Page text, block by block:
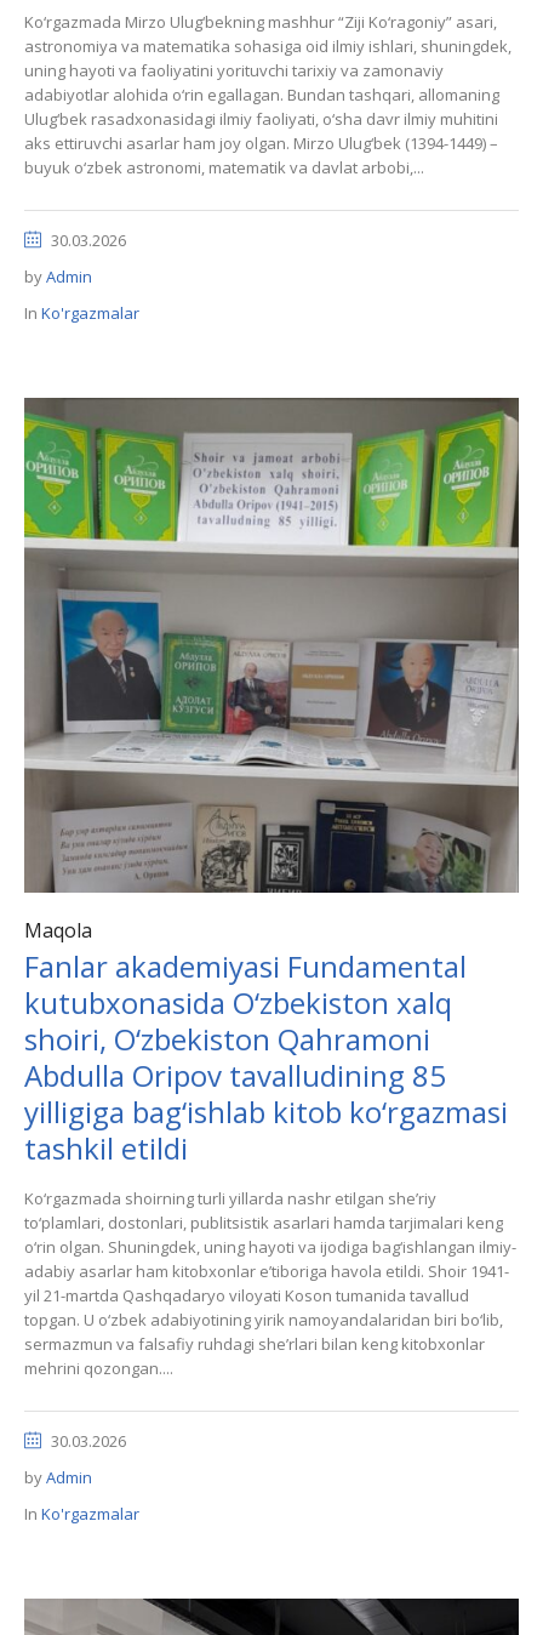
Ko‘rgazmada Mirzo Ulug‘bekning mashhur “Ziji Ko‘ragoniy” asari,
astronomiya va matematika sohasiga oid ilmiy ishlari, shuningdek,
uning hayoti va faoliyatini yorituvchi tarixiy va zamonaviy
adabiyotlar alohida o‘rin egallagan. Bundan tashqari, allomaning
Ulug‘bek rasadxonasidagi ilmiy faoliyati, o‘sha davr ilmiy muhitini
aks ettiruvchi asarlar ham joy olgan. Mirzo Ulug‘bek (1394-1449) –
buyuk o‘zbek astronomi, matematik va davlat arbobi,...
30.03.2026
byAdmin
In Ko'rgazmalar
Maqola
Fanlar akademiyasi Fundamental
kutubxonasida O‘zbekiston xalq
shoiri, O‘zbekiston Qahramoni
Abdulla Oripov tavalludining 85
yilligiga bag‘ishlab kitob ko‘rgazmasi
tashkil etildi
Ko‘rgazmada shoirning turli yillarda nashr etilgan she’riy
to‘plamlari, dostonlari, publitsistik asarlari hamda tarjimalari keng
o‘rin olgan. Shuningdek, uning hayoti va ijodiga bag‘ishlangan ilmiy-
adabiy asarlar ham kitobxonlar e’tiboriga havola etildi. Shoir 1941-
yil 21-martda Qashqadaryo viloyati Koson tumanida tavallud
topgan. U o‘zbek adabiyotining yirik namoyandalaridan biri bo‘lib,
sermazmun va falsafiy ruhdagi she’rlari bilan keng kitobxonlar
mehrini qozongan....
30.03.2026
byAdmin
In Ko'rgazmalar